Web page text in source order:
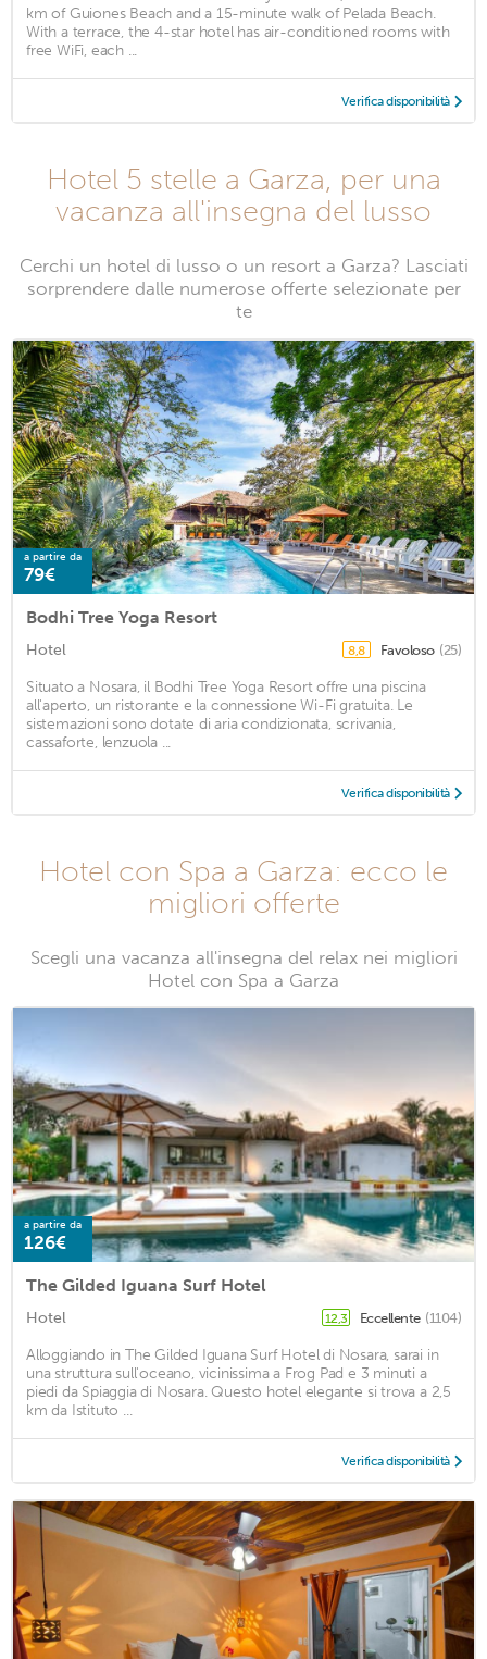
km of Guiones Beach and a 15-minute walk of Pelada Beach.
With a terrace, the 4-star hotel has air-conditioned rooms with
free WiFi, each ...
Verifica disponibilità
Hotel 5 stelle a Garza, per una
vacanza all'insegna del lusso
Cerchi un hotel di lusso o un resort a Garza? Lasciati
sorprendere dalle numerose offerte selezionate per
te
a partire da
79€
Bodhi Tree Yoga Resort
Hotel 8,8 Favoloso (25)
Situato a Nosara, il Bodhi Tree Yoga Resort offre una piscina
all'aperto, un ristorante e la connessione Wi-Fi gratuita. Le
sistemazioni sono dotate di aria condizionata, scrivania,
cassaforte, lenzuola ...
Verifica disponibilità
Hotel con Spa a Garza: ecco le
migliori offerte
Scegli una vacanza all'insegna del relax nei migliori
Hotel con Spa a Garza
a partire da
126€
The Gilded Iguana Surf Hotel
Hotel 12,3 Eccellente (1104)
Alloggiando in The Gilded Iguana Surf Hotel di Nosara, sarai in
una struttura sull'oceano, vicinissima a Frog Pad e 3 minuti a
piedi da Spiaggia di Nosara. Questo hotel elegante si trova a 2,5
km da Istituto ...
Verifica disponibilità